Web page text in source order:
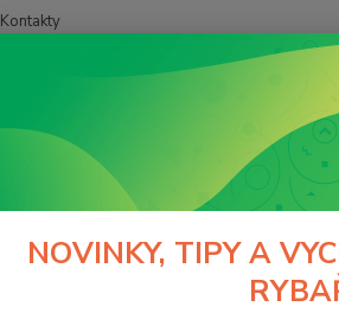
Kontakty
RAPALA
gumové nástrahy
NOVINKY, TIPY A